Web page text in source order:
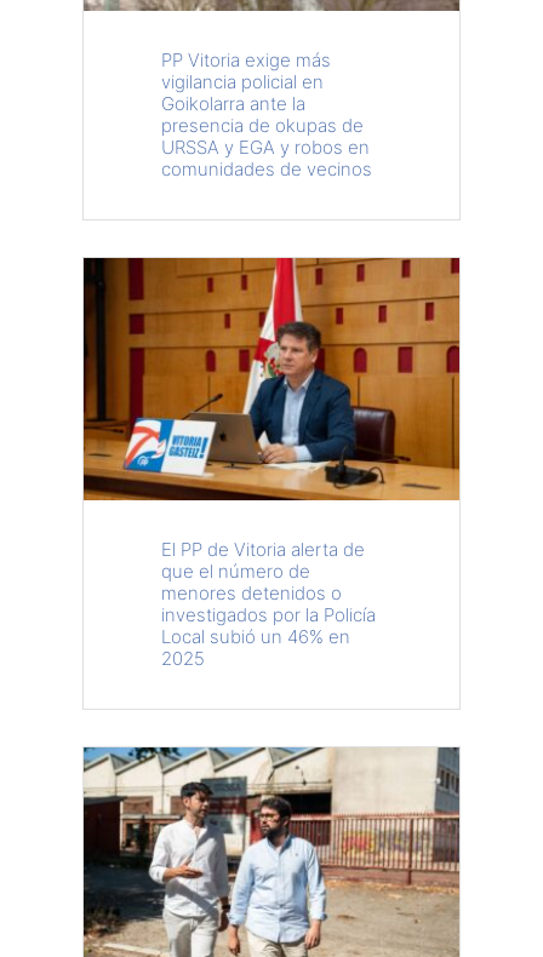
PP Vitoria exige más
vigilancia policial en
Goikolarra ante la
presencia de okupas de
URSSA y EGA y robos en
comunidades de vecinos
El PP de Vitoria alerta de
que el número de
menores detenidos o
investigados por la Policía
Local subió un 46% en
2025